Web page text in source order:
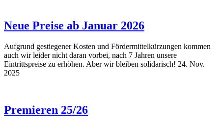
Neue Preise ab Januar 2026
Aufgrund gestiegener Kosten und Fördermittelkürzungen kommen
auch wir leider nicht daran vorbei, nach 7 Jahren unsere
Eintrittspreise zu erhöhen. Aber wir bleiben solidarisch! 24. Nov.
2025
Premieren 25/26